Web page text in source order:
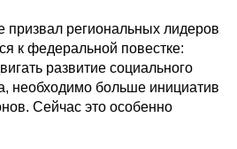
призвал региональных лидеров
к федеральной повестке:
развитие социального
необходимо больше инициатив
Сейчас это особенно